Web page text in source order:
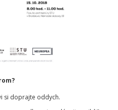
si doprajte oddych.